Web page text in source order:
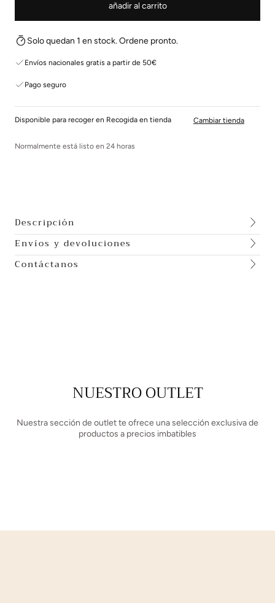
añadir al carrito
Solo quedan 1 en stock. Ordene pronto.
Envíos nacionales gratis a partir de 50€
Pago seguro
Disponible para recoger en Recogida en tienda
Normalmente está listo en 24 horas
Cambiar tienda
Descripción
Envíos y devoluciones
Contáctanos
NUESTRO OUTLET
Nuestra sección de outlet te ofrece una selección exclusiva de
productos a precios imbatibles